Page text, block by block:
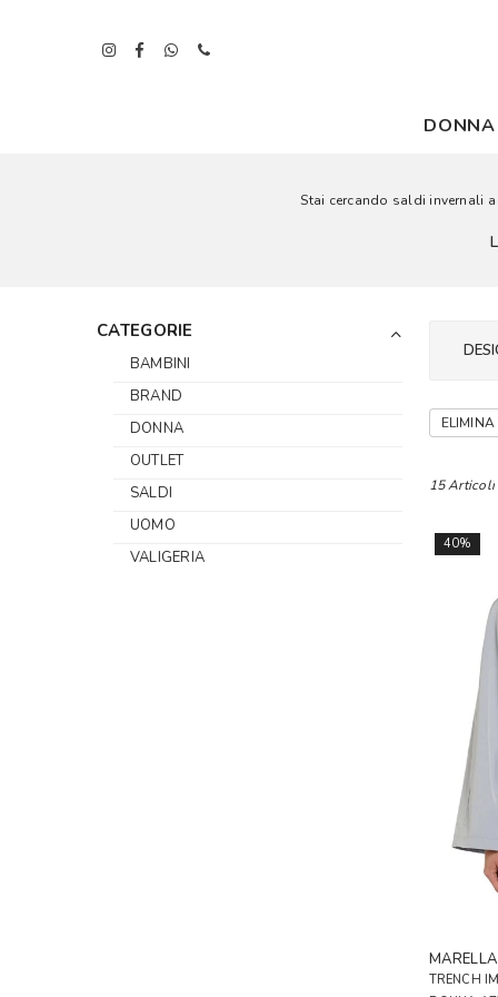
DONNA
Stai cercando saldi invernali
CATEGORIE
BAMBINI
BRAND
DONNA
OUTLET
SALDI
UOMO
VALIGERIA
ELIMINA
15 Articoli
40%
MARELLA
TRENCH